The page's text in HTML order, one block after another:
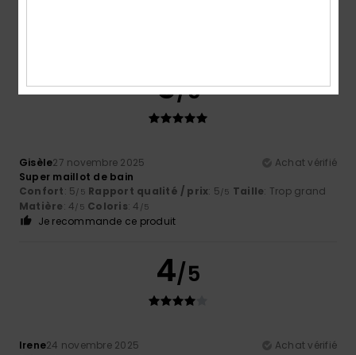
5/5
Gisèle27 novembre 2025
Achat vérifié
Super maillot de bain
Confort: 5/5 Rapport qualité / prix: 5/5 Taille: Trop grand
Matière: 4/5 Coloris: 4 /5
Je recommande ce produit
4/5
Irene24 novembre 2025
Achat vérifié